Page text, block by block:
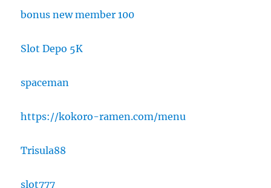
bonus new member 100
Slot Depo 5K
spaceman
https://kokoro-ramen.com/menu
Trisula88
slot777